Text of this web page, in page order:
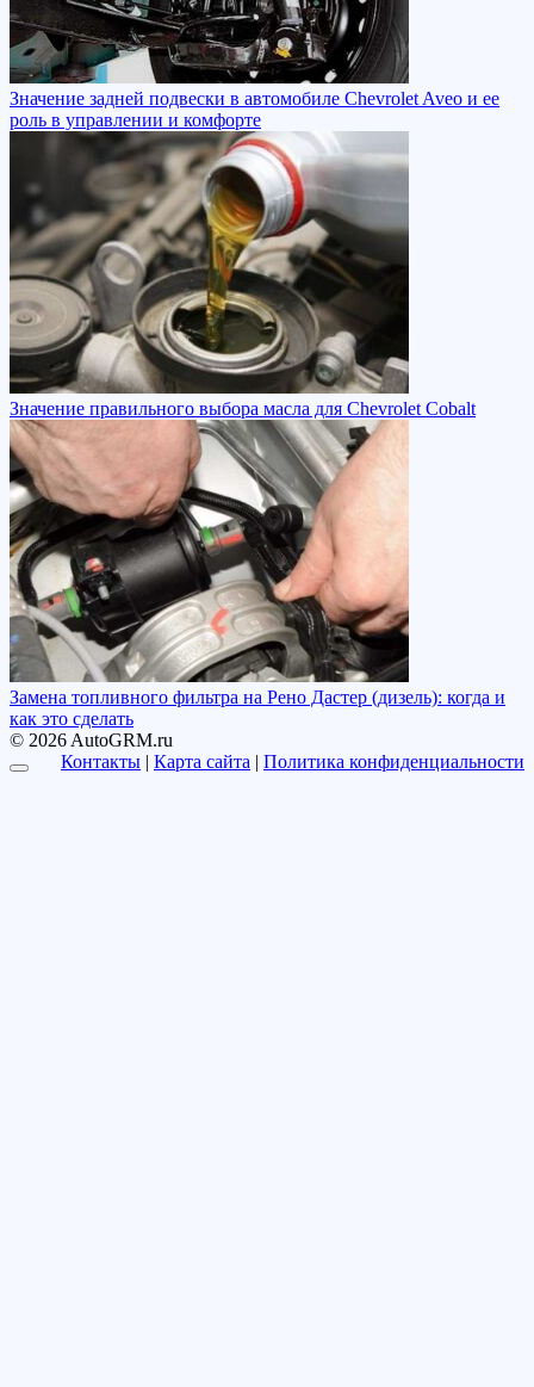
Значение задней подвески в автомобиле Chevrolet Aveo и ее
роль в управлении и комфорте
Значение правильного выбора масла для Chevrolet Cobalt
Замена топливного фильтра на Рено Дастер (дизель): когда и
как это сделать
© 2026 AutoGRM.ru
Контакты | Карта сайта | Политика конфиденциальности